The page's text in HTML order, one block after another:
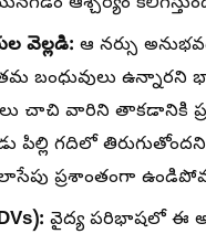
వెల్లడి: ఆ నర్సు
బంధువులు ఉన్నారని
చాచి వారిని తాకడానికి
పిల్లి గదిలో
ప్రశాంతంగా
వైద్య పరిభాషలో ఈ